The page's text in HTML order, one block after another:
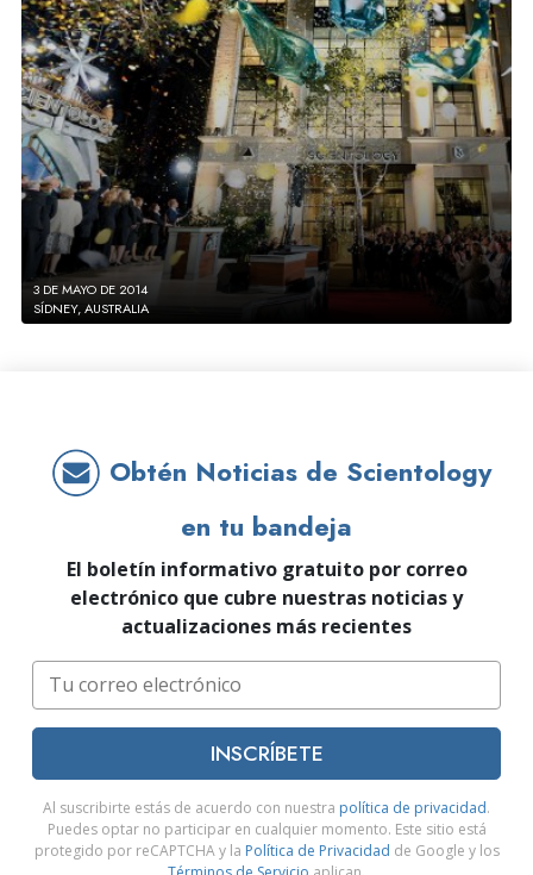
3 DE MAYO DE 2014
SÍDNEY, AUSTRALIA
Obtén Noticias de Scientology
en tu bandeja
El boletín informativo gratuito por correo
electrónico que cubre nuestras noticias y
actualizaciones más recientes
INSCRÍBETE
Al suscribirte estás de acuerdo con nuestra política de privacidad.
Puedes optar no participar en cualquier momento. Este sitio está
protegido por reCAPTCHA y la Política de Privacidad de Google y los